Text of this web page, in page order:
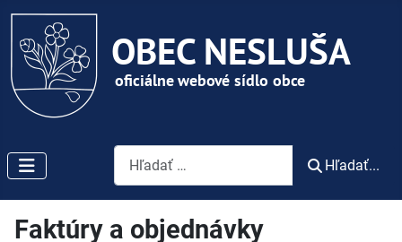
Vyhľadávanie
Hľadať...
Faktúry a objednávky